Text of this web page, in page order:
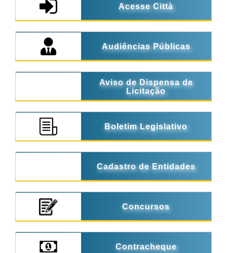
Acesse Città
Audiências Públicas
Aviso de Dispensa de
Licitação
Boletim Legislativo
Cadastro de Entidades
Concursos
Contracheque